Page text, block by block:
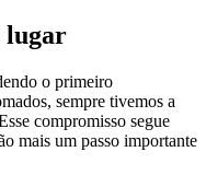
lugar
o primeiro
sempre tivemos a
compromisso segue
mais um passo importante